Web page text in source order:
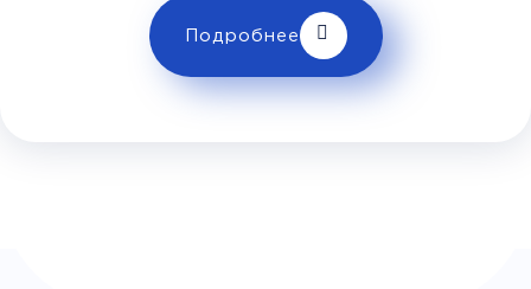
Телевизор Комфорт
Wi-Fi
Климат контроль
Подробнее